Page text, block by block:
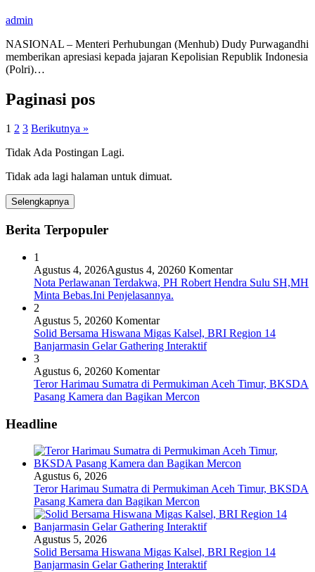
admin
NASIONAL – Menteri Perhubungan (Menhub) Dudy Purwagandhi
memberikan apresiasi kepada jajaran Kepolisian Republik Indonesia
(Polri)…
Paginasi pos
1 2 3 Berikutnya »
Tidak Ada Postingan Lagi.
Tidak ada lagi halaman untuk dimuat.
Selengkapnya
Berita Terpopuler
1
Agustus 4, 2026Agustus 4, 20260 Komentar
Nota Perlawanan Terdakwa, PH Robert Hendra Sulu SH,MH
Minta Bebas.Ini Penjelasannya.
2
Agustus 5, 20260 Komentar
Solid Bersama Hiswana Migas Kalsel, BRI Region 14
Banjarmasin Gelar Gathering Interaktif
3
Agustus 6, 20260 Komentar
Teror Harimau Sumatra di Permukiman Aceh Timur, BKSDA
Pasang Kamera dan Bagikan Mercon
Headline
Agustus 6, 2026
Teror Harimau Sumatra di Permukiman Aceh Timur, BKSDA
Pasang Kamera dan Bagikan Mercon
Agustus 5, 2026
Solid Bersama Hiswana Migas Kalsel, BRI Region 14
Banjarmasin Gelar Gathering Interaktif